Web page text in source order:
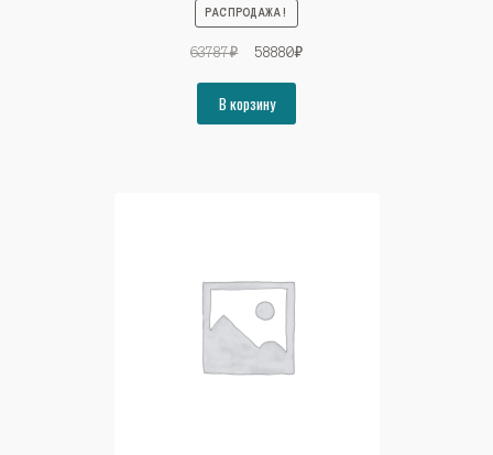
РАСПРОДАЖА!
63787₽
Первоначальная
составляла
63787₽.
58880₽Текущая
В корзину